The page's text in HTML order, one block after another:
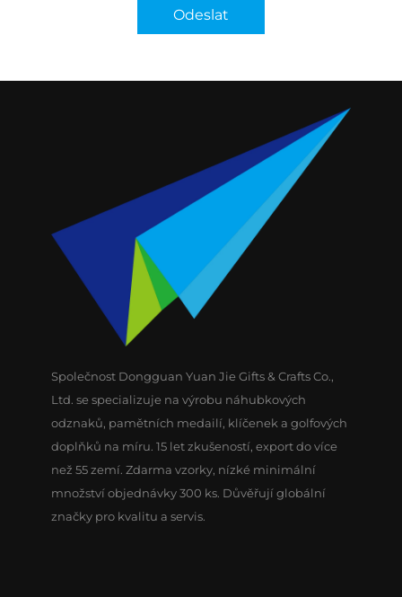
Odeslat
Společnost Dongguan Yuan Jie Gifts & Crafts Co.,
Ltd. se specializuje na výrobu náhubkových
odznaků, pamětních medailí, klíčenek a golfových
doplňků na míru. 15 let zkušeností, export do více
než 55 zemí. Zdarma vzorky, nízké minimální
množství objednávky 300 ks. Důvěřují globální
značky pro kvalitu a servis.